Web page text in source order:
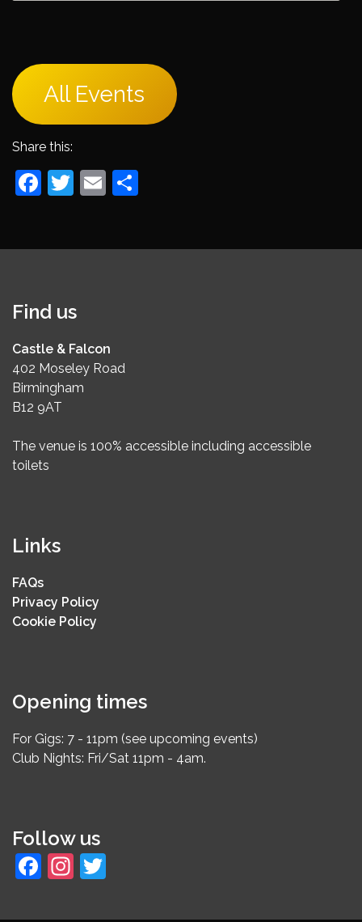
All Events
Share this:
Facebook
Twitter
Email
Find us
Castle & Falcon
402 Moseley Road
Birmingham
B12 9AT
The venue is 100% accessible including accessible
toilets
Links
FAQs
Privacy Policy
Cookie Policy
Opening times
For Gigs: 7 - 11pm (see upcoming events)
Club Nights: Fri/Sat 11pm - 4am.
Follow us
Facebook
Instagram